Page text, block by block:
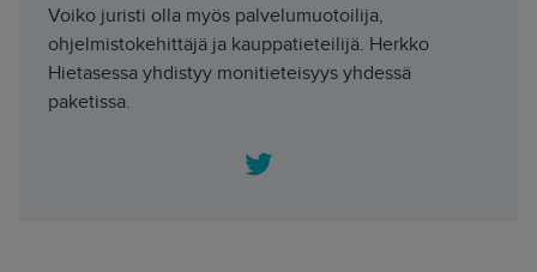
Voiko juristi olla myös palvelumuotoilija,
ohjelmistokehittäjä ja kauppatieteilijä. Herkko
Hietasessa yhdistyy monitieteisyys yhdessä
paketissa.